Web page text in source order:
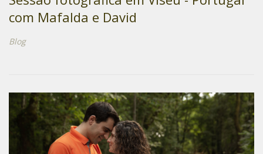
com Mafalda e David
Blog